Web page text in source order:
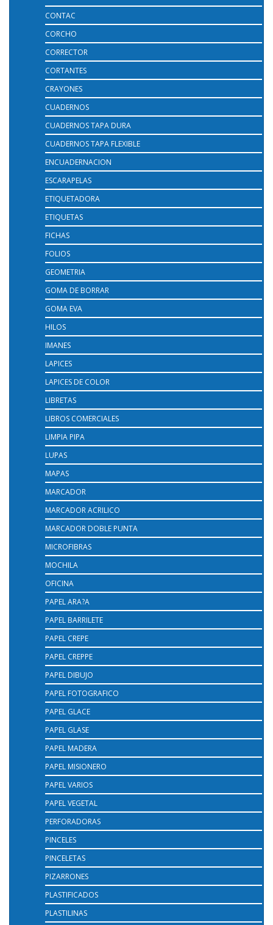
CONTAC
CORCHO
CORRECTOR
CORTANTES
CRAYONES
CUADERNOS
CUADERNOS TAPA DURA
CUADERNOS TAPA FLEXIBLE
ENCUADERNACION
ESCARAPELAS
ETIQUETADORA
ETIQUETAS
FICHAS
FOLIOS
GEOMETRIA
GOMA DE BORRAR
GOMA EVA
HILOS
IMANES
LAPICES
LAPICES DE COLOR
LIBRETAS
LIBROS COMERCIALES
LIMPIA PIPA
LUPAS
MAPAS
MARCADOR
MARCADOR ACRILICO
MARCADOR DOBLE PUNTA
MICROFIBRAS
MOCHILA
OFICINA
PAPEL ARA?A
PAPEL BARRILETE
PAPEL CREPE
PAPEL CREPPE
PAPEL DIBUJO
PAPEL FOTOGRAFICO
PAPEL GLACE
PAPEL GLASE
PAPEL MADERA
PAPEL MISIONERO
PAPEL VARIOS
PAPEL VEGETAL
PERFORADORAS
PINCELES
PINCELETAS
PIZARRONES
PLASTIFICADOS
PLASTILINAS